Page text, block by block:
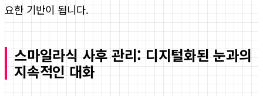
요한 기반이 됩니다.
스마일라식 사후 관리: 디지털화된 눈과의
지속적인 대화